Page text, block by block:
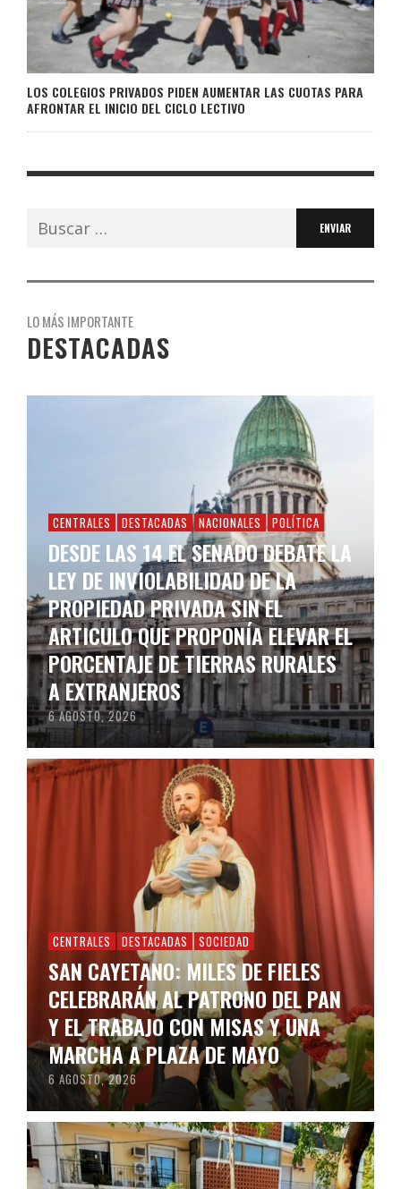
LOS COLEGIOS PRIVADOS PIDEN AUMENTAR LAS CUOTAS PARA
AFRONTAR EL INICIO DEL CICLO LECTIVO
Buscar:
LO MÁS IMPORTANTE
DESTACADAS
CENTRALES DESTACADAS NACIONALES POLÍTICA
DESDE LAS 14 EL SENADO DEBATE LA
LEY DE INVIOLABILIDAD DE LA
PROPIEDAD PRIVADA SIN EL
ARTICULO QUE PROPONÍA ELEVAR EL
PORCENTAJE DE TIERRAS RURALES
A EXTRANJEROS
6 AGOSTO, 2026
CENTRALES DESTACADAS SOCIEDAD
SAN CAYETANO: MILES DE FIELES
CELEBRARÁN AL PATRONO DEL PAN
Y EL TRABAJO CON MISAS Y UNA
MARCHA A PLAZA DE MAYO
6 AGOSTO, 2026